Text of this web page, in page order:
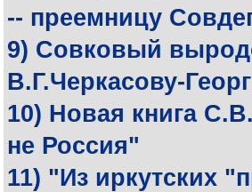
-- преемницу
9) Совковый
В.Г.Черкасову-
10) Новая книга
не Россия"
11) "Из иркутских